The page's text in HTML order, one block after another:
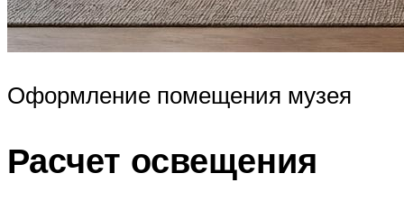
Оформление помещения музея
Расчет освещения